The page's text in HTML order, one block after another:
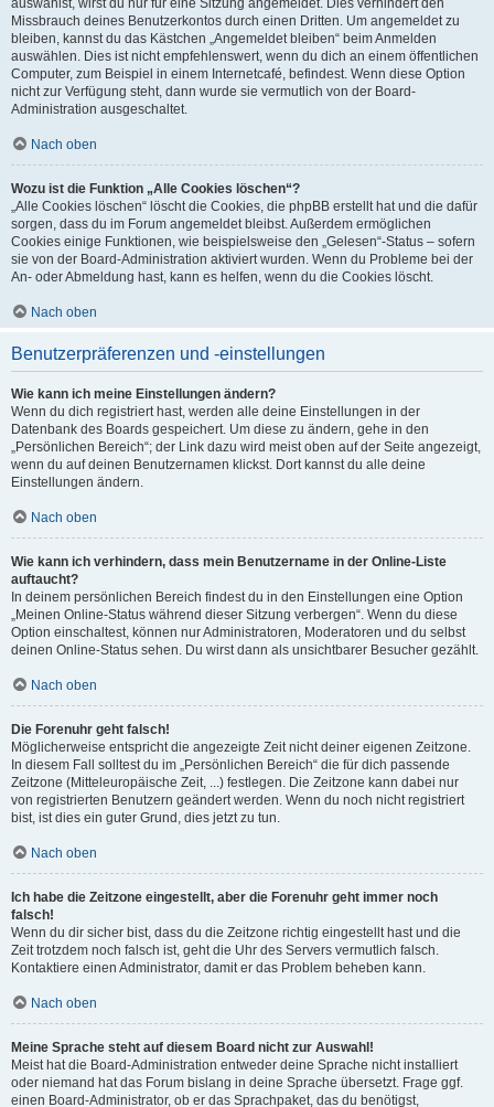
auswählst, wirst du nur für eine Sitzung angemeldet. Dies verhindert den
Missbrauch deines Benutzerkontos durch einen Dritten. Um angemeldet zu
bleiben, kannst du das Kästchen „Angemeldet bleiben“ beim Anmelden
auswählen. Dies ist nicht empfehlenswert, wenn du dich an einem öffentlichen
Computer, zum Beispiel in einem Internetcafé, befindest. Wenn diese Option
nicht zur Verfügung steht, dann wurde sie vermutlich von der Board-
Administration ausgeschaltet.
Nach oben
Wozu ist die Funktion „Alle Cookies löschen“?
„Alle Cookies löschen“ löscht die Cookies, die phpBB erstellt hat und die dafür
sorgen, dass du im Forum angemeldet bleibst. Außerdem ermöglichen
Cookies einige Funktionen, wie beispielsweise den „Gelesen“-Status – sofern
sie von der Board-Administration aktiviert wurden. Wenn du Probleme bei der
An- oder Abmeldung hast, kann es helfen, wenn du die Cookies löscht.
Nach oben
Benutzerpräferenzen und -einstellungen
Wie kann ich meine Einstellungen ändern?
Wenn du dich registriert hast, werden alle deine Einstellungen in der
Datenbank des Boards gespeichert. Um diese zu ändern, gehe in den
„Persönlichen Bereich“; der Link dazu wird meist oben auf der Seite angezeigt,
wenn du auf deinen Benutzernamen klickst. Dort kannst du alle deine
Einstellungen ändern.
Nach oben
Wie kann ich verhindern, dass mein Benutzername in der Online-Liste
auftaucht?
In deinem persönlichen Bereich findest du in den Einstellungen eine Option
„Meinen Online-Status während dieser Sitzung verbergen“. Wenn du diese
Option einschaltest, können nur Administratoren, Moderatoren und du selbst
deinen Online-Status sehen. Du wirst dann als unsichtbarer Besucher gezählt.
Nach oben
Die Forenuhr geht falsch!
Möglicherweise entspricht die angezeigte Zeit nicht deiner eigenen Zeitzone.
In diesem Fall solltest du im „Persönlichen Bereich“ die für dich passende
Zeitzone (Mitteleuropäische Zeit, ...) festlegen. Die Zeitzone kann dabei nur
von registrierten Benutzern geändert werden. Wenn du noch nicht registriert
bist, ist dies ein guter Grund, dies jetzt zu tun.
Nach oben
Ich habe die Zeitzone eingestellt, aber die Forenuhr geht immer noch
falsch!
Wenn du dir sicher bist, dass du die Zeitzone richtig eingestellt hast und die
Zeit trotzdem noch falsch ist, geht die Uhr des Servers vermutlich falsch.
Kontaktiere einen Administrator, damit er das Problem beheben kann.
Nach oben
Meine Sprache steht auf diesem Board nicht zur Auswahl!
Meist hat die Board-Administration entweder deine Sprache nicht installiert
oder niemand hat das Forum bislang in deine Sprache übersetzt. Frage ggf.
einen Board-Administrator, ob er das Sprachpaket, das du benötigst,